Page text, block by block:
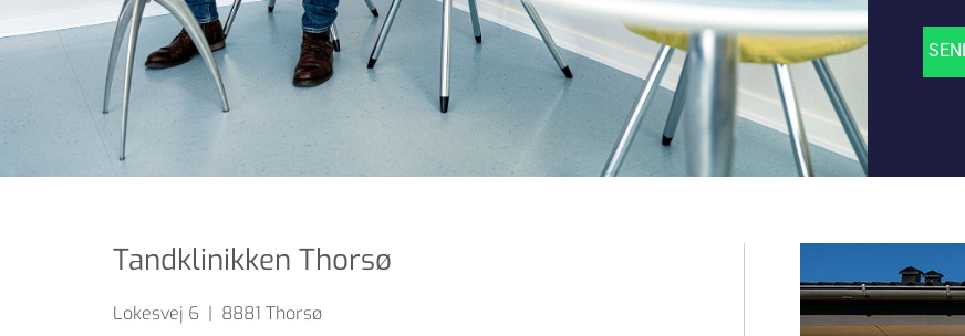
Tandklinikken Thorsø
Lokesvej 6 | 8881 Thorsø